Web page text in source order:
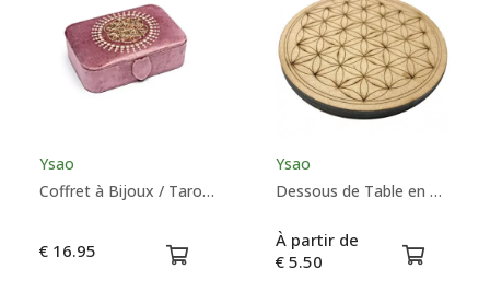
Ysao
Coffret à Bijoux / Tarot Velours Vieux Rose Avec Fleur de Vie - Ysao
€ 16.95
Ysao
Dessous de Table en Bois Fleur de Vie
À partir de
€ 5.50